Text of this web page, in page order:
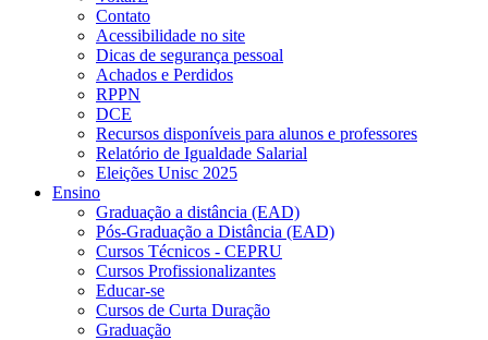
Contato
Acessibilidade no site
Dicas de segurança pessoal
Achados e Perdidos
RPPN
DCE
Recursos disponíveis para alunos e professores
Relatório de Igualdade Salarial
Eleições Unisc 2025
Ensino
Graduação a distância (EAD)
Pós-Graduação a Distância (EAD)
Cursos Técnicos - CEPRU
Cursos Profissionalizantes
Educar-se
Cursos de Curta Duração
Graduação